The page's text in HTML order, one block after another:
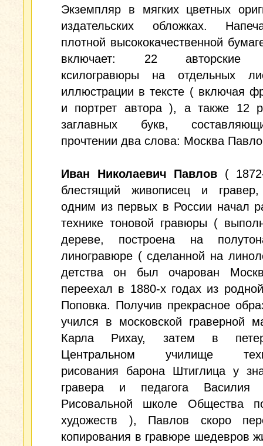
Экземпляр в мягких цветных
издательских обложках.
плотной высококачественной
включает: 22 авторские
ксилогравюры на отдельных
иллюстрации в тексте ( включая
и портрет автора ), а также 12
заглавных букв,
прочтении два слова: Москва
Иван Николаевич Павлов (
блестящий живописец и
одним из первых в России начал
технике тоновой гравюры (
дереве, построена на
линогравюре ( сделанной на
детства он был очарован
переехал в 1880-х годах из
Поповка. Получив прекрасное
учился в московской граверной
Карла Рихау, затем в
Центральном училище
рисования барона Штиглица у
гравера и педагога
Рисовальной школе Общества
художеств ), Павлов скоро
копирования в гравюре шедевров